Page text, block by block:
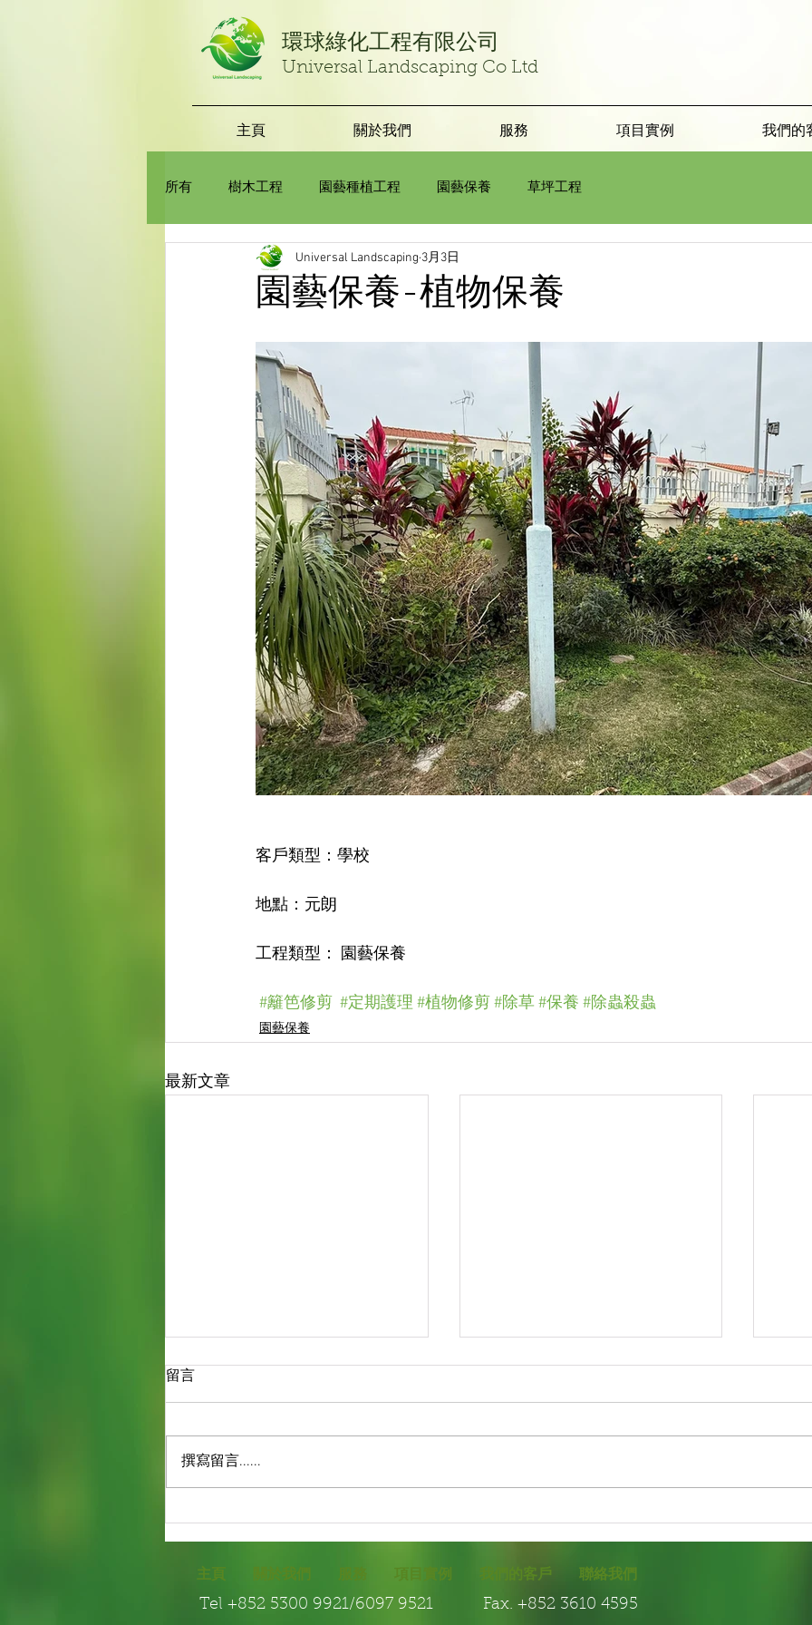
​環球綠化工程有限公司
Universal Landscaping Co Ltd
主頁 關於我們 服務 項目實例 我們的
所有 樹木工程 園藝種植工程 園藝保養 草坪工程
園藝保養-植物保養
Universal Landscaping 3月3日
客戶類型：學校
地點：元朗
工程類型： 園藝保養
#籬笆修剪 #定期護理 #植物修剪 #除草#保養 #除蟲殺蟲
園藝保養
最新文章
留言
撰寫留言......
主頁 關於我們 服務 項目實例 我們的客戶 聯絡我們
Tel +852 5300 9921/6097 9521 Fax. +852 3610 4595